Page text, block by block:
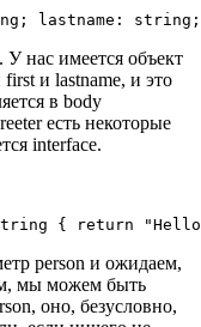
нас имеется объект
и lastname, и это
в body
есть некоторые
interface.
person и ожидаем,
мы можем быть
оно, безусловно,